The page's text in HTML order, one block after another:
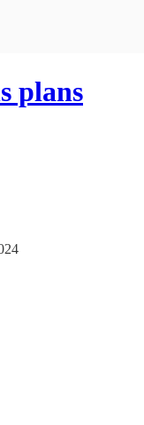
plans